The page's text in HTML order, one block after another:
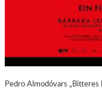
Pedro Almodóvars